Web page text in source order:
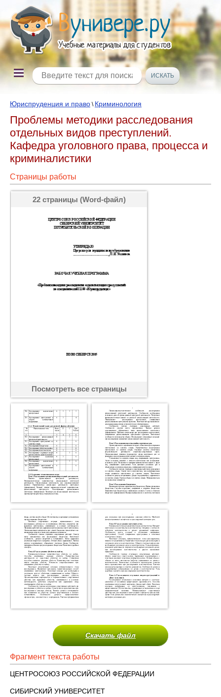
Юриспруденция и право \ Криминология
Проблемы методики расследования
отдельных видов преступлений.
Кафедра уголовного права, процесса и
криминалистики
Страницы работы
22 страницы (Word-файл)
Посмотреть все страницы
Скачать файл
Фрагмент текста работы
ЦЕНТРОСОЮЗ РОССИЙСКОЙ ФЕДЕРАЦИИ
СИБИРСКИЙ УНИВЕРСИТЕТ